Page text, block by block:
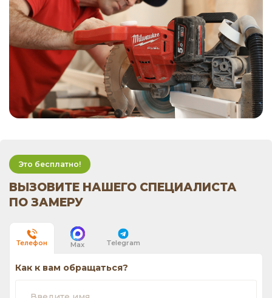
Это бесплатно!
ВЫЗОВИТЕ НАШЕГО СПЕЦИАЛИСТА
ПО ЗАМЕРУ
Телефон Max Telegram
Как к вам обращаться?